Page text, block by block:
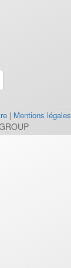
| Mentions légales